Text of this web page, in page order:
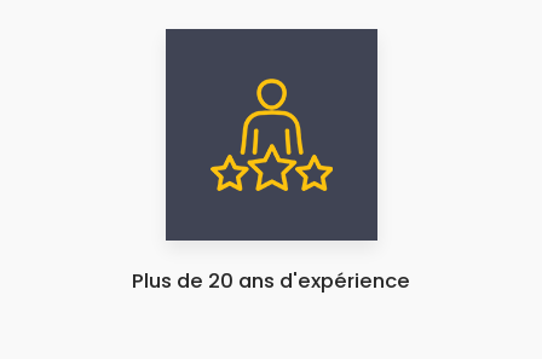
Plus de 20 ans d'expérience